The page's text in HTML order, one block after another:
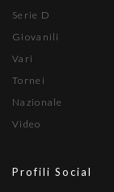
Serie D
Giovanili
Vari
Tornei
Nazionale
Video
Profili Social